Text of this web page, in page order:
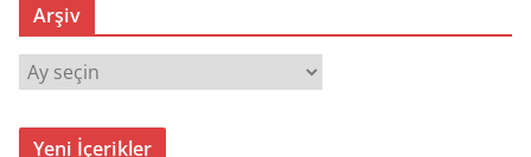
Arşiv
r
ş
Yeni İçerikler